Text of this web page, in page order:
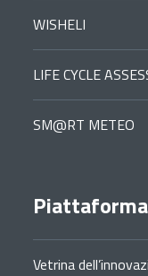
WISHELI
LIFE CYCLE
SM@RT METEO
Vetrina